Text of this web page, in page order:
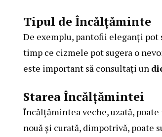
Tipul de Încălțăminte
De exemplu, pantofii eleganți pot
timp ce cizmele pot sugera o
este important să consultați un
Starea Încălțămintei
Încălțămintea veche, uzată,
nouă și curată, dimpotrivă, poate